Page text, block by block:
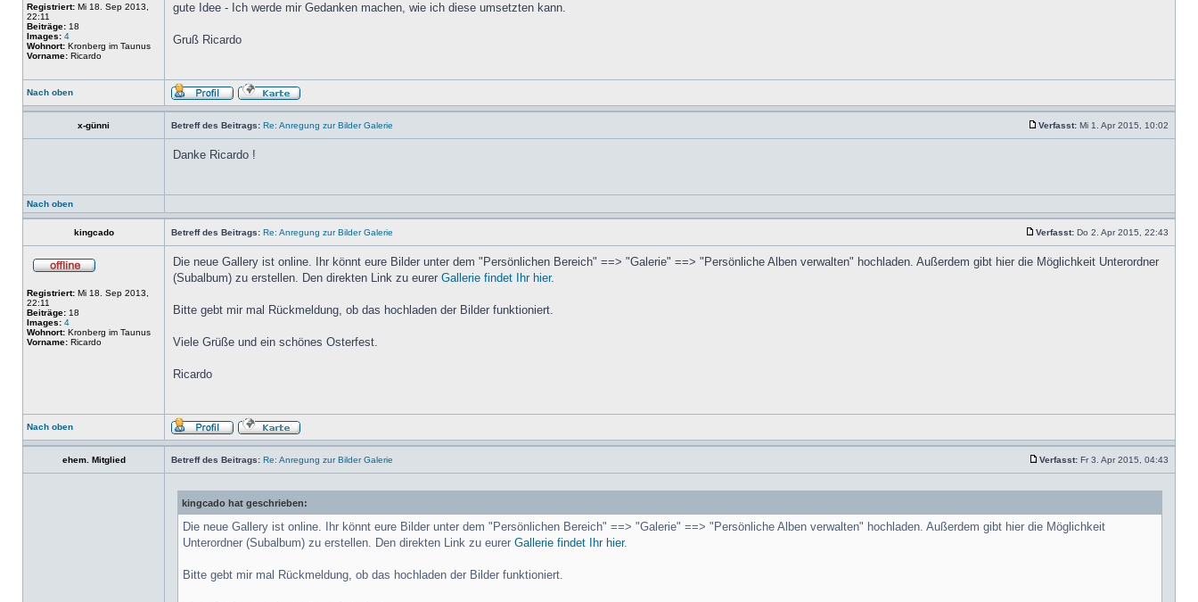
Registriert: Mi 18. Sep 2013,
22:11
Beiträge: 18
Images: 4
Wohnort: Kronberg im Taunus
Vorname: Ricardo
gute Idee - Ich werde mir Gedanken machen, wie ich diese umsetzten kann.
Gruß Ricardo
Nach oben
x-günni Betreff des Beitrags: Re: Anregung zur Bilder Galerie Verfasst: Mi 1. Apr 2015, 10:02
Danke Ricardo !
Nach oben
kingcado Betreff des Beitrags: Re: Anregung zur Bilder Galerie Verfasst: Do 2. Apr 2015, 22:43
Registriert: Mi 18. Sep 2013,
22:11
Beiträge: 18
Images: 4
Wohnort: Kronberg im Taunus
Vorname: Ricardo
Die neue Gallery ist online. Ihr könnt eure Bilder unter dem "Persönlichen Bereich" ==> "Galerie" ==> "Persönliche Alben verwalten" hochladen. Außerdem gibt hier die Möglichkeit Unterordner
(Subalbum) zu erstellen. Den direkten Link zu eurer Gallerie findet Ihr hier.
Bitte gebt mir mal Rückmeldung, ob das hochladen der Bilder funktioniert.
Viele Grüße und ein schönes Osterfest.
Ricardo
Nach oben
ehem. Mitglied Betreff des Beitrags: Re: Anregung zur Bilder Galerie Verfasst: Fr 3. Apr 2015, 04:43
kingcado hat geschrieben:
Die neue Gallery ist online. Ihr könnt eure Bilder unter dem "Persönlichen Bereich" ==> "Galerie" ==> "Persönliche Alben verwalten" hochladen. Außerdem gibt hier die Möglichkeit
Unterordner (Subalbum) zu erstellen. Den direkten Link zu eurer Gallerie findet Ihr hier.
Bitte gebt mir mal Rückmeldung, ob das hochladen der Bilder funktioniert.